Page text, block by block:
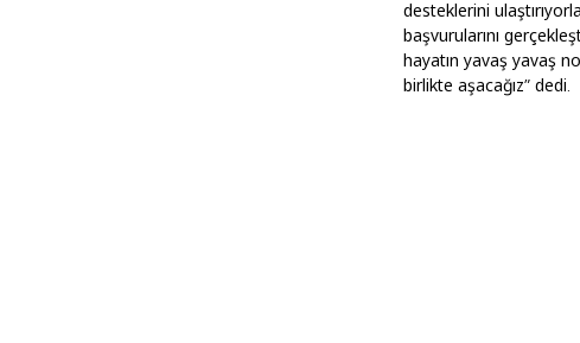
desteklerini
başvurularını
hayatın yavaş yavaş
birlikte aşacağız” dedi.